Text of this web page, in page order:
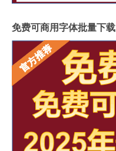
免费可商用字体批量下载